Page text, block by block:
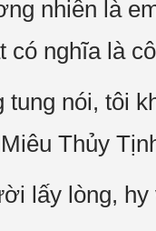
nhiên là
có nghĩa là
tung nói, tôi
Thủy
lấy lòng,